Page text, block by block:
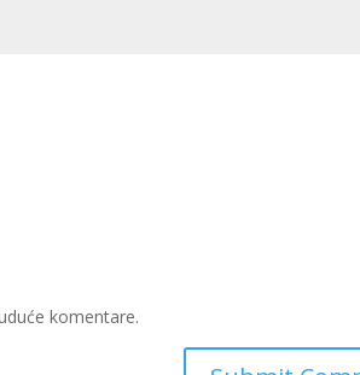
komentare.